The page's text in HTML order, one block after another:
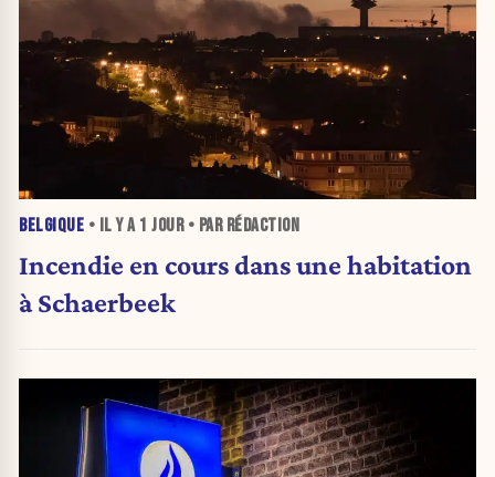
BELGIQUE • IL Y A 1 JOUR• PAR RÉDACTION
Incendie en cours dans une habitation
à Schaerbeek